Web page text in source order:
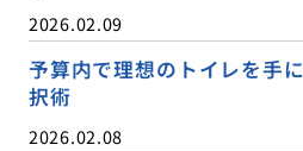
2026.02.09
予算内で理想のトイレを手
択術
2026.02.08